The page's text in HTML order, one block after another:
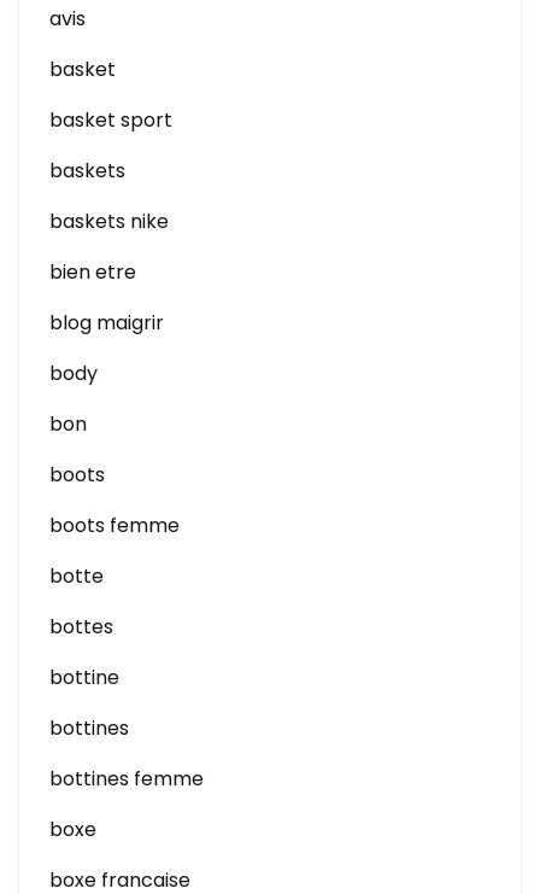
avis
basket
basket sport
baskets
baskets nike
bien etre
blog maigrir
body
bon
boots
boots femme
botte
bottes
bottine
bottines
bottines femme
boxe
boxe francaise